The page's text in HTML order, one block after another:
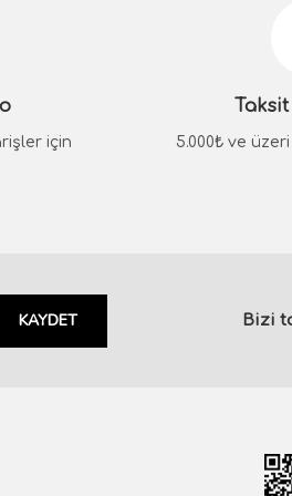
için 5.000₺ ve
KAYDET Bizi